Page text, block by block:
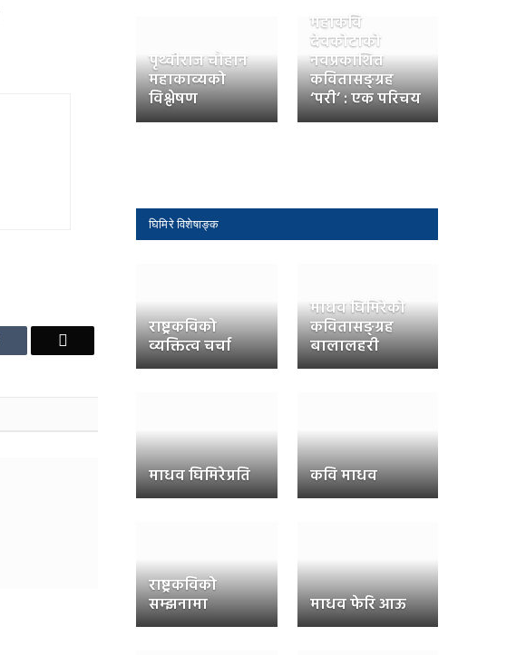
पृथ्वीराज चौहान
महाकाव्यको
विश्लेषण
महाकवि
देवकोटाको
नवप्रकाशित
कवितासङ्ग्रह
‘परी’ : एक परिचय
घिमिरे विशेषाङ्क
राष्ट्रकविको
व्यक्तित्व चर्चा
माधव घिमिरेको
कवितासङ्ग्रह
बालालहरी
माधव घिमिरेप्रति कवि माधव
राष्ट्रकविको
सम्झनामा माधव फेरि आऊ